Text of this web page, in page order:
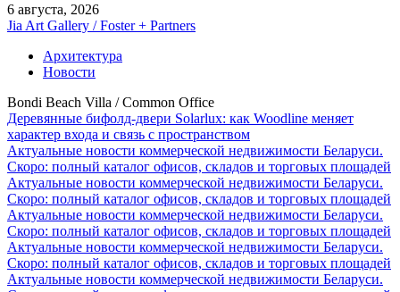
6 августа, 2026
Jia Art Gallery / Foster + Partners
Архитектура
Новости
Bondi Beach Villa / Common Office
Деревянные бифолд-двери Solarlux: как Woodline меняет
характер входа и связь с пространством
Актуальные новости коммерческой недвижимости Беларуси.
Скоро: полный каталог офисов, складов и торговых площадей
Актуальные новости коммерческой недвижимости Беларуси.
Скоро: полный каталог офисов, складов и торговых площадей
Актуальные новости коммерческой недвижимости Беларуси.
Скоро: полный каталог офисов, складов и торговых площадей
Актуальные новости коммерческой недвижимости Беларуси.
Скоро: полный каталог офисов, складов и торговых площадей
Актуальные новости коммерческой недвижимости Беларуси.